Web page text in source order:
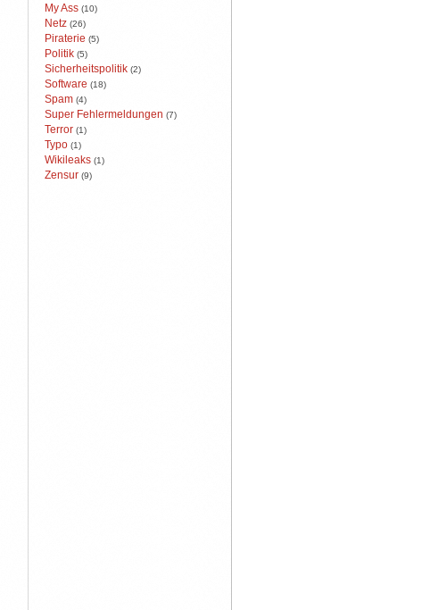
My Ass (10)
Netz (26)
Piraterie (5)
Politik (5)
Sicherheitspolitik (2)
Software (18)
Spam (4)
Super Fehlermeldungen (7)
Terror (1)
Typo (1)
Wikileaks (1)
Zensur (9)